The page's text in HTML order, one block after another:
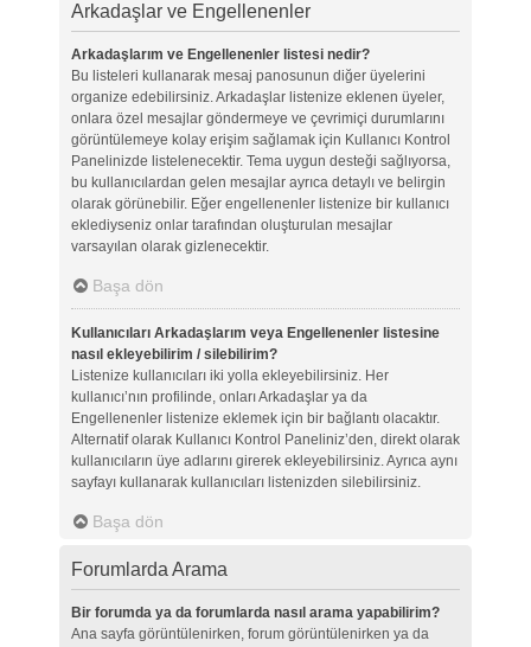
Arkadaşlar ve Engellenenler
Arkadaşlarım ve Engellenenler listesi nedir?
Bu listeleri kullanarak mesaj panosunun diğer üyelerini
organize edebilirsiniz. Arkadaşlar listenize eklenen üyeler,
onlara özel mesajlar göndermeye ve çevrimiçi durumlarını
görüntülemeye kolay erişim sağlamak için Kullanıcı Kontrol
Panelinizde listelenecektir. Tema uygun desteği sağlıyorsa,
bu kullanıcılardan gelen mesajlar ayrıca detaylı ve belirgin
olarak görünebilir. Eğer engellenenler listenize bir kullanıcı
eklediyseniz onlar tarafından oluşturulan mesajlar
varsayılan olarak gizlenecektir.
Başa dön
Kullanıcıları Arkadaşlarım veya Engellenenler listesine
nasıl ekleyebilirim / silebilirim?
Listenize kullanıcıları iki yolla ekleyebilirsiniz. Her
kullanıcı’nın profilinde, onları Arkadaşlar ya da
Engellenenler listenize eklemek için bir bağlantı olacaktır.
Alternatif olarak Kullanıcı Kontrol Paneliniz’den, direkt olarak
kullanıcıların üye adlarını girerek ekleyebilirsiniz. Ayrıca aynı
sayfayı kullanarak kullanıcıları listenizden silebilirsiniz.
Başa dön
Forumlarda Arama
Bir forumda ya da forumlarda nasıl arama yapabilirim?
Ana sayfa görüntülenirken, forum görüntülenirken ya da